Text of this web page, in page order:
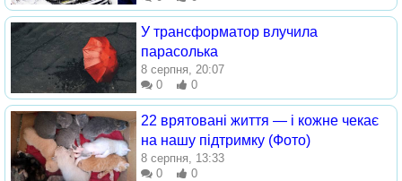
У трансформатор влучила
парасолька
8 серпня, 20:07
0
0
22 врятовані життя — і кожне чекає
на нашу підтримку (Фото)
8 серпня, 13:33
0
0